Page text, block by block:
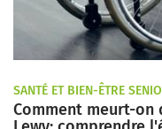
SANTÉ ET BIEN-ÊTRE
Comment meurt-